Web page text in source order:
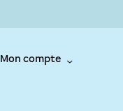
Mon compte